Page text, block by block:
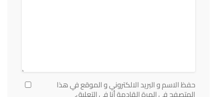
حفظ الاسم و البريد الالكتروني و الموقع في هذا